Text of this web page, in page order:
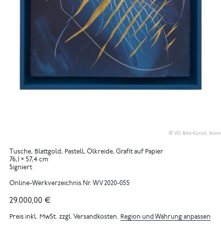
© VG Bild-Kunst, Bonn
Tusche, Blattgold, Pastell, Ölkreide, Grafit auf Papier
76,1 × 57,4 cm
Signiert
Online-Werkverzeichnis Nr. WV 2020-055
29.000,00 €
Preis inkl. MwSt. zzgl. Versandkosten. Region und Währung anpassen